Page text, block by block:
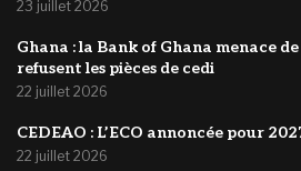
23 juillet 2026
‎Ghana : la Bank of Ghana menace
refusent les pièces de cedi
22 juillet 2026
‎CEDEAO : L’ECO annoncée pour
22 juillet 2026